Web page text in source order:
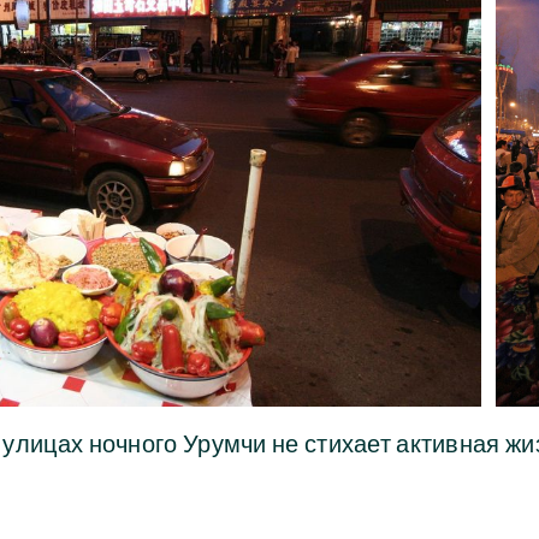
ночного Урумчи не стихает активная